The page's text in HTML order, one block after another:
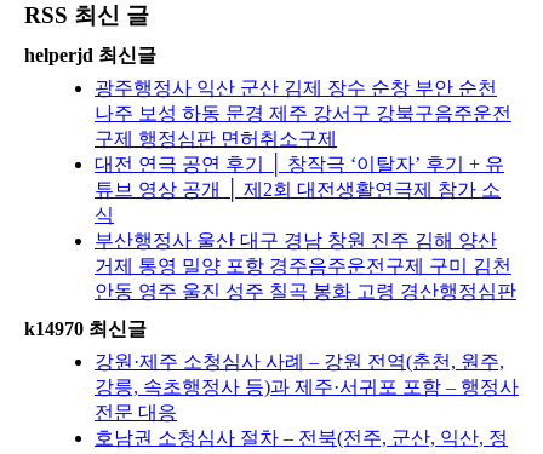
RSS 최신 글
helperjd 최신글
광주행정사 익산 군산 김제 장수 순창 부안 순천
나주 보성 하동 문경 제주 강서구 강북구음주운전
구제 행정심판 면허취소구제
대전 연극 공연 후기 │ 창작극 ‘이탈자’ 후기 + 유
튜브 영상 공개 │ 제2회 대전생활연극제 참가 소
식
부산행정사 울산 대구 경남 창원 진주 김해 양산
거제 통영 밀양 포항 경주음주운전구제 구미 김천
안동 영주 울진 성주 칠곡 봉화 고령 경산행정심판
k14970 최신글
강원·제주 소청심사 사례 – 강원 전역(춘천, 원주,
강릉, 속초행정사 등)과 제주·서귀포 포함 – 행정사
전문 대응
호남권 소청심사 절차 – 전북(전주, 군산, 익산, 정